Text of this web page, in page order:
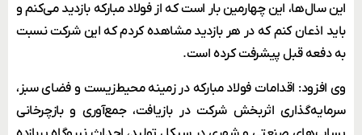
این سال‌ها، این چهارمین بار است که از فولاد مبارکه بازدید می‌‌کنم و
باید اذعان کنم که در هر بازدید مشاهده کردم که این شرکت نسبت
به دفعه قبل پیشرفت کرده است.
وی افزود: اقدامات فولاد مبارکه در زمینه محیط‌زیست و فضای سبز،
سرمایه‌گذاری اثربخش شرکت در بازیافت، جمع‌آوری و بازچرخانی